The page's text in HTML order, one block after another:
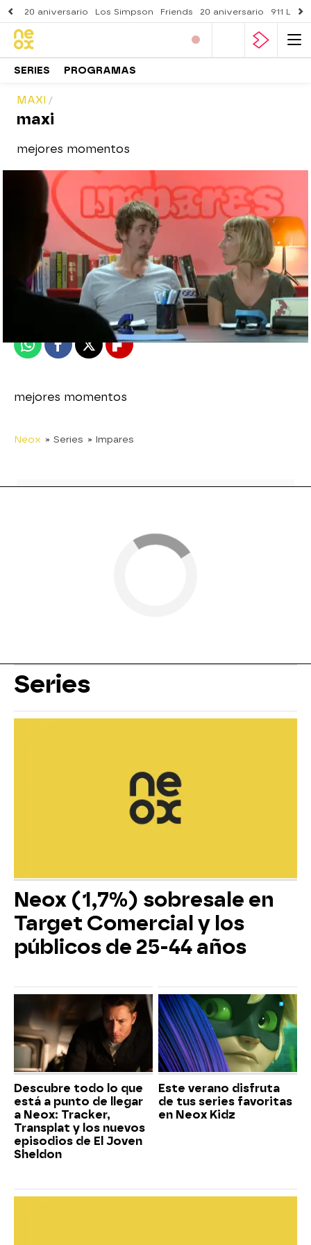
20 aniversario Los Simpson Friends 20 aniversario 911
SERIES PROGRAMAS
MAXI
maxi
mejores momentos
neox
30 de diciembre de 2010, 13:54
WhatsappFacebook
X Flipboard
mejores momentos
Neox » Series » Impares
Series
Neox (1,7%) sobresale en
Target Comercial y los
públicos de 25-44 años
Descubre todo lo que
está a punto de llegar
a Neox: Tracker,
Transplat y los nuevos
episodios de El Joven
Sheldon
Este verano disfruta
de tus series favoritas
en Neox Kidz